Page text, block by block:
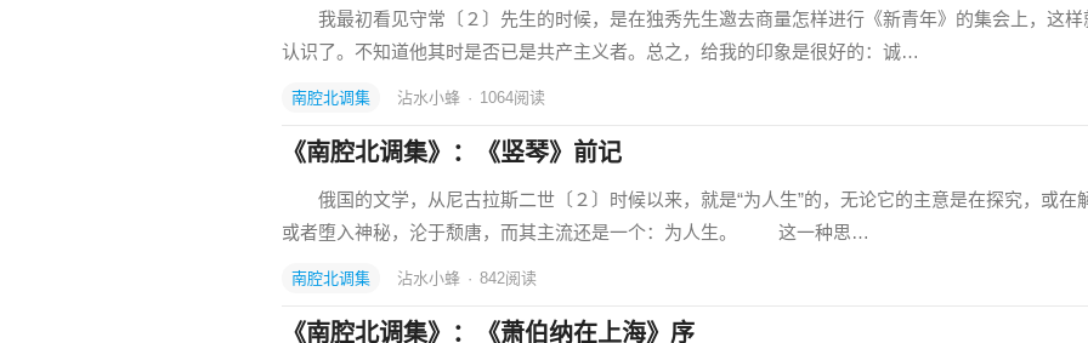
我最初看见守常〔２〕先生的时候，是在独秀先生邀去商量怎样进行《新青年》的集会上，这样
认识了。不知道他其时是否已是共产主义者。总之，给我的印象是很好的：诚…
南腔北调集 沾水小蜂 · 1064阅读
《南腔北调集》：《竖琴》前记
俄国的文学，从尼古拉斯二世〔２〕时候以来，就是“为人生”的，无论它的主意是在探究，或在
或者堕入神秘，沦于颓唐，而其主流还是一个：为人生。 这一种思…
南腔北调集 沾水小蜂 · 842阅读
《南腔北调集》：《萧伯纳在上海》序